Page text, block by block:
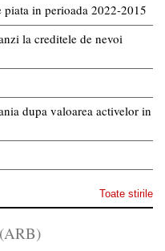
in perioada 2022-2015
la creditele de nevoi
dupa valoarea activelor in
Toate stirile